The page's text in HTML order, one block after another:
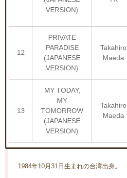
VERSION)
12
PRIVATE
PARADISE
(JAPANESE
VERSION)
Takahiro
Maeda
13
MY TODAY,
MY
TOMORROW
(JAPANESE
VERSION)
Takahiro
Maeda
1984年10月31日生まれの台湾出身。